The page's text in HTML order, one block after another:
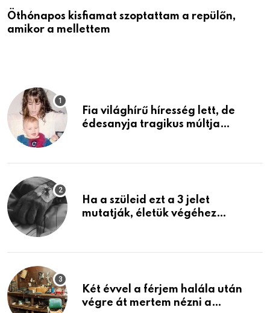
Öthónapos kisfiamat szoptattam a repülőn,
amikor a mellettem
Fia világhírű híresség lett, de
édesanyja tragikus múltja
Ha a szüleid ezt a 3 jelet
mutatják, életük végéhez
Két évvel a férjem halála után
végre át mertem nézni a